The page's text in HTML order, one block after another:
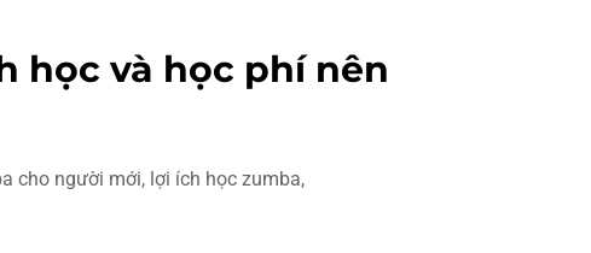
học và học phí nên
cho người mới, lợi ích học zumba,